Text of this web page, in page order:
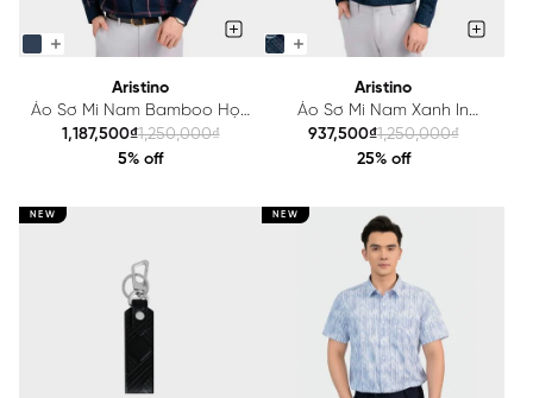
Aristino
Áo Sơ Mi Nam Bamboo Họa
Tiết Aristino Slim fit ALS1700S1
1,187,500₫1,250,000₫
5% off
Aristino
Áo Sơ Mi Nam Xanh In
Aristino Regular Fit ALS1730S2
937,500₫1,250,000₫
25% off
NEW NEW